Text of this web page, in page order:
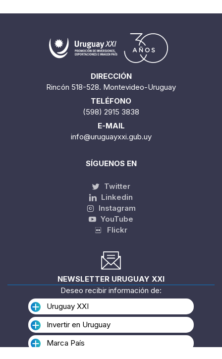
DIRECCIÓN
Rincón 518-528. Montevideo-Uruguay
TELÉFONO
(598) 2915 3838
E-MAIL
info@uruguayxxi.gub.uy
SÍGUENOS EN
Twitter
Linkedin
Instagram
YouTube
Flickr
NEWSLETTER URUGUAY XXI
Deseo recibir información de:
Uruguay XXI
Invertir en Uruguay
Marca País